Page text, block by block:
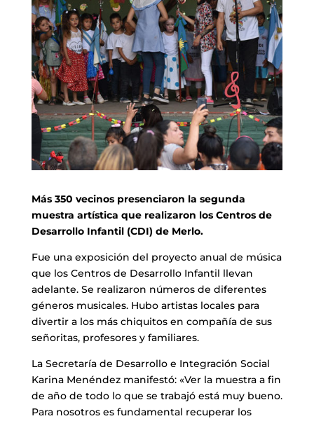
Más 350 vecinos presenciaron la segunda
muestra artística que realizaron los Centros de
Desarrollo Infantil (CDI) de Merlo.
Fue una exposición del proyecto anual de música
que los Centros de Desarrollo Infantil llevan
adelante. Se realizaron números de diferentes
géneros musicales. Hubo artistas locales para
divertir a los más chiquitos en compañía de sus
señoritas, profesores y familiares.
La Secretaría de Desarrollo e Integración Social
Karina Menéndez manifestó: «Ver la muestra a fin
de año de todo lo que se trabajó está muy bueno.
Para nosotros es fundamental recuperar los